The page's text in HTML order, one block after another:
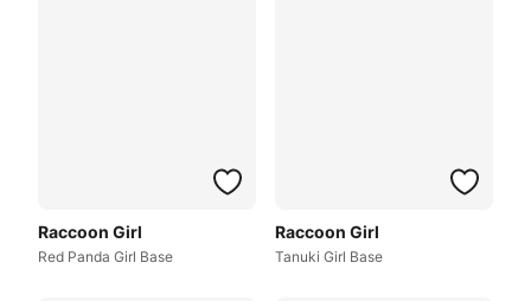
Raccoon Girl
Red Panda Girl Base
Raccoon Girl
Tanuki Girl Base